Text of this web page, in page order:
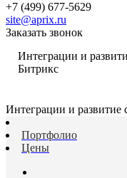
+7 (499) 677-5629
site@aprix.ru
Заказать звонок
Интеграции и
Битрикс
Интеграции и развитие
Портфолио
Цены